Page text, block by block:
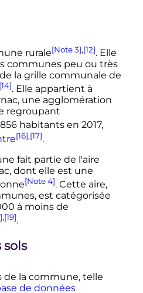
rurale[Note 3],[12]. Elle
communes peu ou très
la grille communale de
[14]. Elle appartient à
une agglomération
regroupant
habitantsen 2017,
[16],[17].
fait partie de l'aire
dont elle est une
[Note 4]. Cette aire,
, est catégorisée
à moins de
,[19].
de la commune, telle
de données